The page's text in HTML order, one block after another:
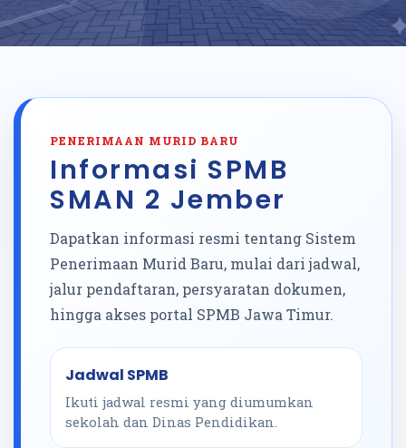
PENERIMAAN MURID BARU
Informasi SPMB
SMAN 2 Jember
Dapatkan informasi resmi tentang Sistem
Penerimaan Murid Baru, mulai dari jadwal,
jalur pendaftaran, persyaratan dokumen,
hingga akses portal SPMB Jawa Timur.
Jadwal SPMB
Ikuti jadwal resmi yang diumumkan
sekolah dan Dinas Pendidikan.